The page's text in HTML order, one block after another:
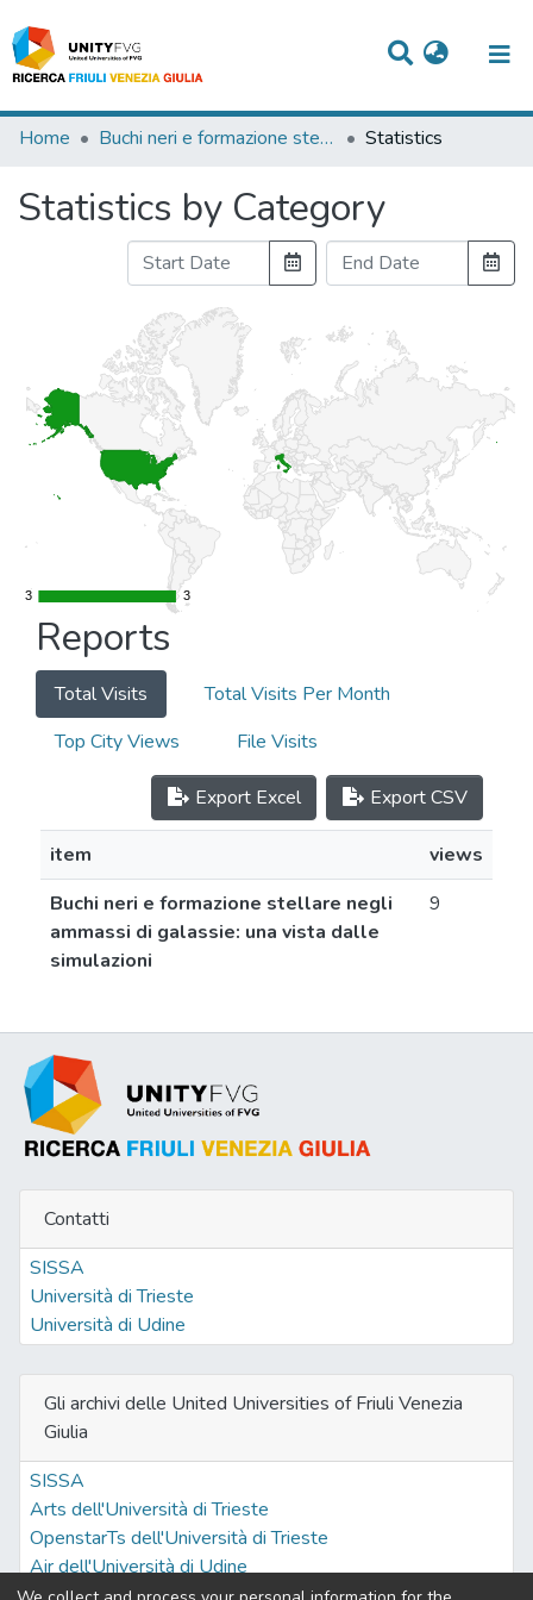
Titles
People
Home Buchi neri e formazione stellare negli ammassi di galassie: una vista dalle simulazioni Statistics
Statistics by Category
3
3 3
3
Reports
Total Visits
Total Visits Per Month
Top City Views
File Visits
Export Excel Export CSV
item
views
Buchi neri e formazione stellare negli
ammassi di galassie: una vista dalle
simulazioni
9
Contatti
SISSA
Università di Trieste
Università di Udine
Gli archivi delle United Universities of Friuli Venezia
Giulia
SISSA
Arts dell'Università di Trieste
OpenstarTs dell'Università di Trieste
Air dell'Università di Udine